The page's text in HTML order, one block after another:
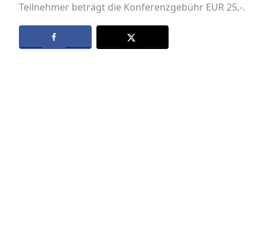
Teilnehmer beträgt die Konferenzgebühr EUR 25,-.